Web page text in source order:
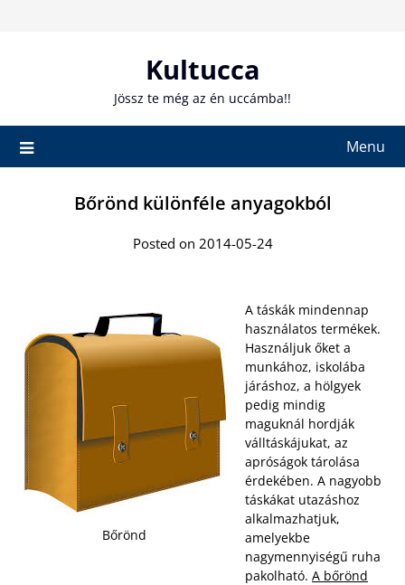
Kultucca
Jössz te még az én uccámba!!
Menu
Bőrönd különféle anyagokból
Posted on 2014-05-24
Bőrönd
A táskák mindennap
használatos termékek.
Használjuk őket a
munkához, iskolába
járáshoz, a hölgyek
pedig mindig
maguknál hordják
válltáskájukat, az
apróságok tárolása
érdekében. A nagyobb
táskákat utazáshoz
alkalmazhatjuk,
amelyekbe
nagymennyiségű ruha
pakolható. A bőrönd